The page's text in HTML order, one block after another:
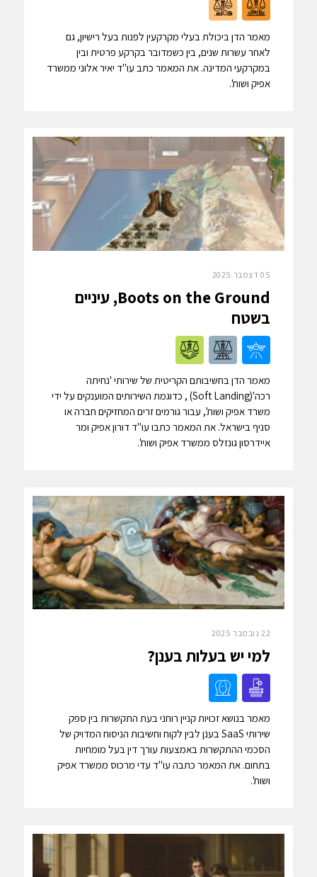
מאמר הדן ביכולת בעלי מקרקעין לפנות בעל רישיון, גם
לאחר עשרות שנים, בין כשמדובר בקרקע פרטית ובין
במקרקעי המדינה. את המאמר כתב עו"ד יאיר אלוני ממשרד
אפיק ושות'.
05 דצמבר 2025
Boots on the Ground, עיניים
בשטח
מאמר הדן בחשיבותם הקריטית של שירותי 'נחיתה
רכה'(Soft Landing) , כדוגמת השירותים המוענקים על ידי
משרד אפיק ושות', עבור גורמים זרים המחזיקים חברה או
סניף בישראל. את המאמר כתבו עו"ד דורון אפיק ומר
איידרסון גונזלס ממשרד אפיק ושות'.
22 נובמבר 2025
למי יש בעלות בענן?
מאמר בנושא זכויות קניין רוחני בעת התקשרות בין ספק
שירותי SaaS בענן לבין לקוח וחשיבות הניסוח המדויק של
הסכמי ההתקשרות באמצעות עורך דין בעל מומחיות
בתחום. את המאמר כתבה עו"ד עדי מרכוס ממשרד אפיק
ושות'.